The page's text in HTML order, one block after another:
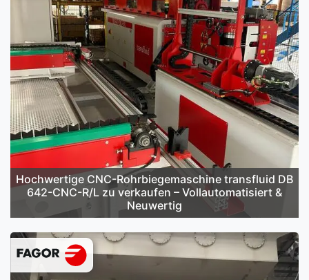
Hochwertige CNC-Rohrbiegemaschine transfluid DB
642-CNC-R/L zu verkaufen – Vollautomatisiert &
Neuwertig